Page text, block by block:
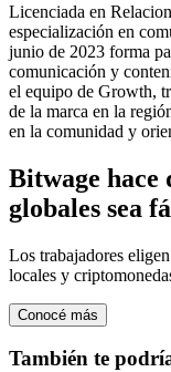
Licenciada en
especialización en
junio de 2023 forma
comunicación y
el equipo de Growth,
de la marca en la
en la comunidad y
Bitwage hace
globales sea
Los trabajadores
locales y
Conocé más
También te